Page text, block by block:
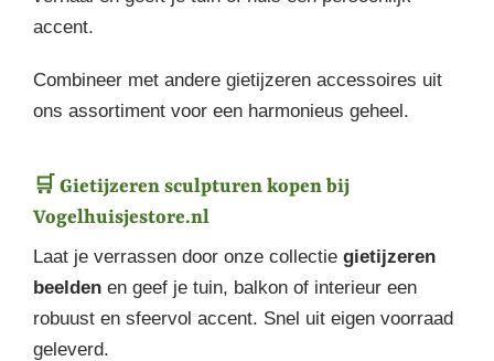
accent.
Combineer met andere gietijzeren accessoires uit
ons assortiment voor een harmonieus geheel.
🛒 Gietijzeren sculpturen kopen bij
Vogelhuisjestore.nl
Laat je verrassen door onze collectie gietijzeren
beelden en geef je tuin, balkon of interieur een
robuust en sfeervol accent. Snel uit eigen voorraad
geleverd.